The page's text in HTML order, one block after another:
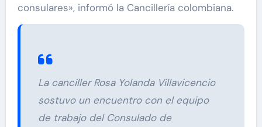
consulares», informó la Cancillería colombiana.
La canciller Rosa Yolanda Villavicencio
sostuvo un encuentro con el equipo
de trabajo del Consulado de